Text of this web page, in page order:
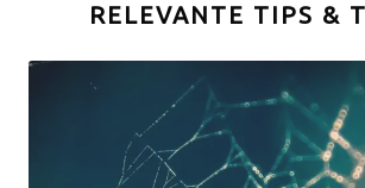
RELEVANTE TIPS &